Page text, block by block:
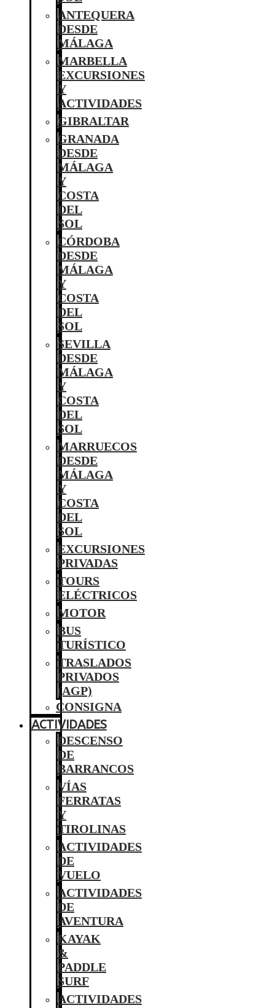
ANTEQUERA
DESDE
MÁLAGA
MARBELLA
EXCURSIONES
Y
ACTIVIDADES
GIBRALTAR
GRANADA
DESDE
MÁLAGA
Y
COSTA
DEL
SOL
CÓRDOBA
DESDE
MÁLAGA
Y
COSTA
DEL
SOL
SEVILLA
DESDE
MÁLAGA
Y
COSTA
DEL
SOL
MARRUECOS
DESDE
MÁLAGA
Y
COSTA
DEL
SOL
EXCURSIONES
PRIVADAS
TOURS
ELÉCTRICOS
MOTOR
BUS
TURÍSTICO
TRASLADOS
PRIVADOS
(AGP)
CONSIGNA
ACTIVIDADES
DESCENSO
DE
BARRANCOS
VÍAS
FERRATAS
Y
TIROLINAS
ACTIVIDADES
DE
VUELO
ACTIVIDADES
DE
AVENTURA
KAYAK
&
PADDLE
SURF
ACTIVIDADES